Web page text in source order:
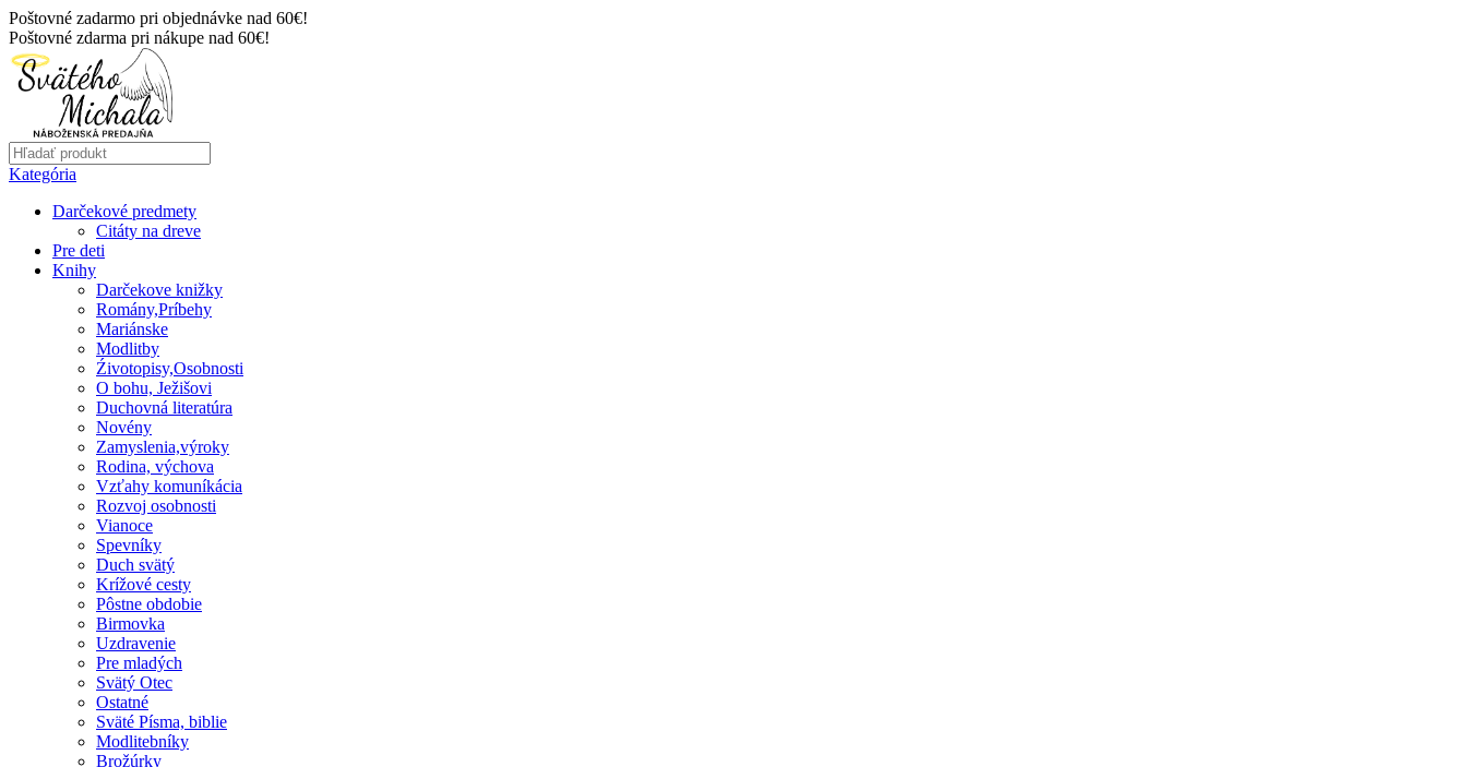
Poštovné zadarmo pri objednávke nad 60€!
Poštovné zdarma pri nákupe nad 60€!
Kategória
Darčekové predmety
Citáty na dreve
Pre deti
Knihy
Darčekove knižky
Romány,Príbehy
Mariánske
Modlitby
Źivotopisy,Osobnosti
O bohu, Ježišovi
Duchovná literatúra
Novény
Zamyslenia,výroky
Rodina, výchova
Vzťahy komuníkácia
Rozvoj osobnosti
Vianoce
Spevníky
Duch svätý
Krížové cesty
Pôstne obdobie
Birmovka
Uzdravenie
Pre mladých
Svätý Otec
Ostatné
Sväté Písma, biblie
Modlitebníky
Brožúrky